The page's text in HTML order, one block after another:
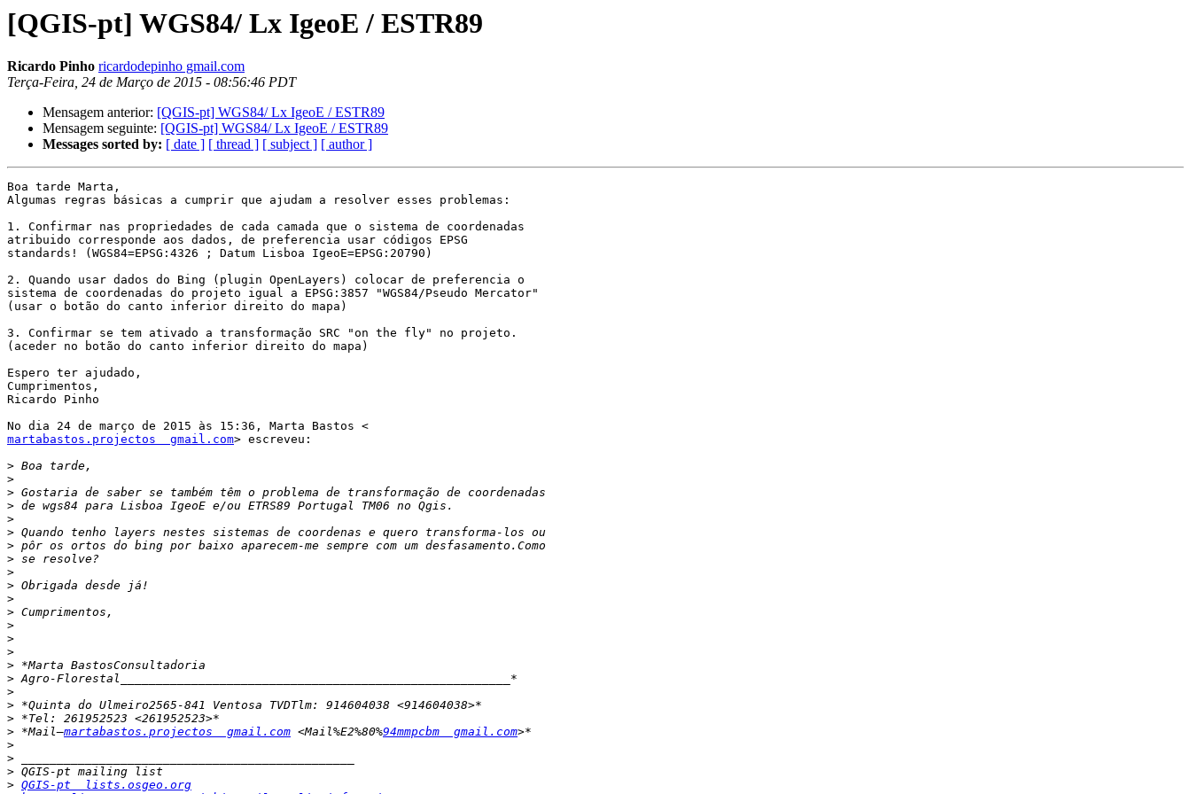
[QGIS-pt] WGS84/ Lx IgeoE / ESTR89
Ricardo Pinho ricardodepinho gmail.com
Terça-Feira, 24 de Março de 2015 - 08:56:46 PDT
Mensagem anterior: [QGIS-pt] WGS84/ Lx IgeoE / ESTR89
Mensagem seguinte: [QGIS-pt] WGS84/ Lx IgeoE / ESTR89
Messages sorted by: [ date ] [ thread ] [ subject ] [ author ]
Boa tarde Marta,
Algumas regras básicas a cumprir que ajudam a resolver esses problemas:
1. Confirmar nas propriedades de cada camada que o sistema de coordenadas
atribuido corresponde aos dados, de preferencia usar códigos EPSG
standards! (WGS84=EPSG:4326 ; Datum Lisboa IgeoE=EPSG:20790)
2. Quando usar dados do Bing (plugin OpenLayers) colocar de preferencia o
sistema de coordenadas do projeto igual a EPSG:3857 "WGS84/Pseudo Mercator"
(usar o botão do canto inferior direito do mapa)
3. Confirmar se tem ativado a transformação SRC "on the fly" no projeto.
(aceder no botão do canto inferior direito do mapa)
Espero ter ajudado,
Cumprimentos,
Ricardo Pinho
martabastos.projectos  gmail.com> escreveu:
>
>
>
>
>
>
>
>
>
>
>
>
>
>
>
>
>
>
>
>
> *Mail—martabastos.projectos  gmail.com <Mail%E2%80%94mmpcbm  gmail.com
>
>
>
> QGIS-pt  lists.osgeo.org